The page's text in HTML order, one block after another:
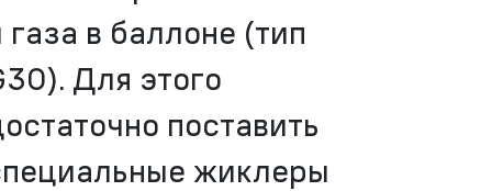
газа в баллоне (тип
Для этого
поставить
жиклеры